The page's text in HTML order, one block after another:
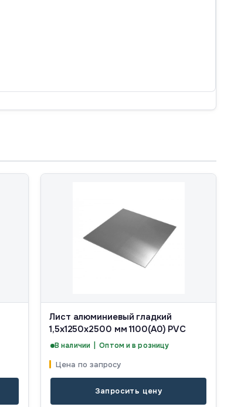
Лист алюминиевый гладкий
1,5x1250x2500 мм 1100(А0) PVC
В наличии | Оптом и в розницу
Цена по запросу
Запросить цену